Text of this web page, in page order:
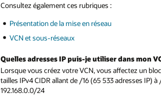
Consultez également ces rubriques :
Présentation de la mise en réseau
VCN et sous-réseaux
Quelles adresses IP puis-je utiliser dans mon
Lorsque vous créez votre VCN, vous affectez un
tailles IPv4 CIDR allant de /16 (65 533 adresses IP)
192.168.0.0/24